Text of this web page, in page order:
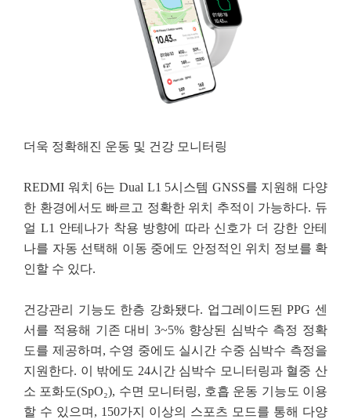
더욱 정확해진 운동 및 건강 모니터링
REDMI 워치 6는 Dual L1 5시스템 GNSS를 지원해 다양
한 환경에서도 빠르고 정확한 위치 추적이 가능하다. 듀
얼 L1 안테나가 착용 방향에 따라 신호가 더 강한 안테
나를 자동 선택해 이동 중에도 안정적인 위치 정보를 확
인할 수 있다.
건강관리 기능도 한층 강화됐다. 업그레이드된 PPG 센
서를 적용해 기존 대비 3~5% 향상된 심박수 측정 정확
도를 제공하며, 수영 중에도 실시간 수중 심박수 측정을
지원한다. 이 밖에도 24시간 심박수 모니터링과 혈중 산
소 포화도(SpO₂), 수면 모니터링, 호흡 운동 기능도 이용
할 수 있으며, 150가지 이상의 스포츠 모드를 통해 다양